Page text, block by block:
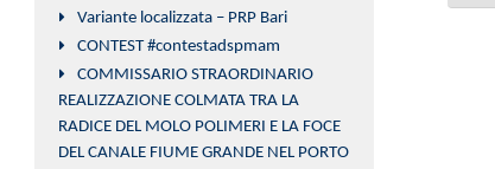
Variante localizzata – PRP Bari
CONTEST #contestadspmam
COMMISSARIO STRAORDINARIO
REALIZZAZIONE COLMATA TRA LA
RADICE DEL MOLO POLIMERI E LA FOCE
DEL CANALE FIUME GRANDE NEL PORTO